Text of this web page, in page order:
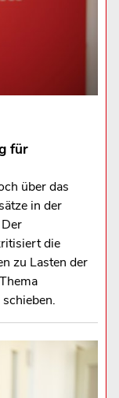
für
über das
in der
die
zu Lasten der